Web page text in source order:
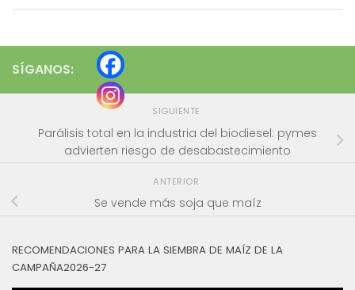
SÍGANOS:
SIGUIENTE
Parálisis total en la industria del biodiesel: pymes
advierten riesgo de desabastecimiento
ANTERIOR
Se vende más soja que maíz
RECOMENDACIONES PARA LA SIEMBRA DE MAÍZ DE LA
CAMPAÑA2026-27